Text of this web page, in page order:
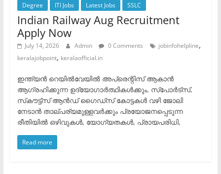
Degree ITI Jobs Latest Jobs SSLC
Indian Railway Aug Recruitment
Apply Now
July 14, 2026 Admin 0 Comments jobinfohelpline,
keralajobpoint, keralaofficial.in
ഇന്ത്യൻ റെയിൽവേയിൽ അപ്രെന്റിസ് ആകാൻ
ആഗ്രഹിക്കുന്ന ഉദ്യോഗാർത്ഥികൾക്കും, സ്‌പോർട്‌സ്,
സ്‌കൗട്ട്‌സ് ആൻഡ് ഗൈഡ്‌സ് കോട്ടകൾ വഴി ജോലി
നേടാൻ താല്പര്യമുള്ളവർക്കും പ്രയോജനപ്പെടുന്ന
രീതിയിൽ ഒഴിവുകൾ, യോഗ്യതകൾ, പ്രായപരിധി,
Read more